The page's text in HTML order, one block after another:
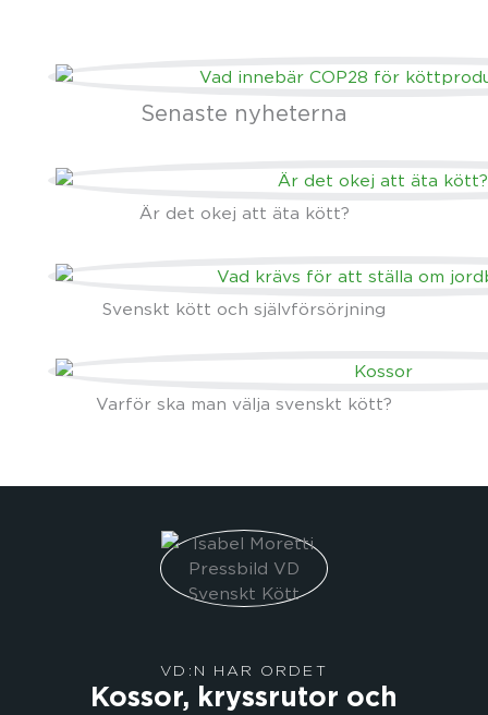
Senaste nyheterna
Är det okej att äta kött?
Svenskt kött och självförsörjning
Varför ska man välja svenskt kött?
VD:N HAR ORDET
Kossor, kryssrutor och